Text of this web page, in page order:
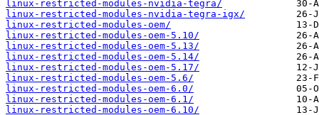
linux-restricted-modules-nvidia-tegra/
linux-restricted-modules-nvidia-tegra-igx/
linux-restricted-modules-oem/
linux-restricted-modules-oem-5.10/
linux-restricted-modules-oem-5.13/
linux-restricted-modules-oem-5.14/
linux-restricted-modules-oem-5.17/
linux-restricted-modules-oem-5.6/
linux-restricted-modules-oem-6.0/
linux-restricted-modules-oem-6.1/
linux-restricted-modules-oem-6.10/